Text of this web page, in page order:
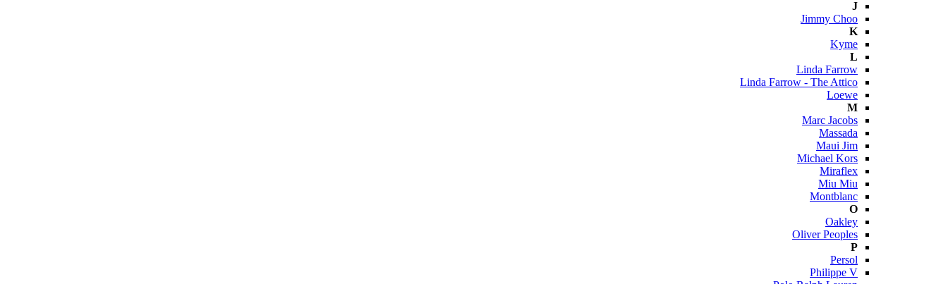
J
Jimmy Choo
K
Kyme
L
Linda Farrow
Linda Farrow - The Attico
Loewe
M
Marc Jacobs
Massada
Maui Jim
Michael Kors
Miraflex
Miu Miu
Montblanc
O
Oakley
Oliver Peoples
P
Persol
Philippe V